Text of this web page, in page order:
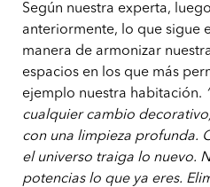
Según nuestra experta,
anteriormente, lo que sigue
manera de armonizar
espacios en los que más
ejemplo nuestra habitación.
cualquier cambio
con una limpieza profunda.
el universo traiga lo nuevo.
potencias lo que ya eres.